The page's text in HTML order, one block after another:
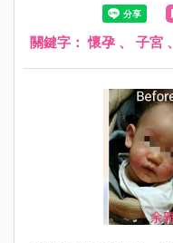
關鍵字：懷孕 、 子宮